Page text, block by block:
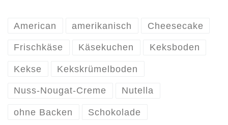
American amerikanisch Cheesecake
Frischkäse Käsekuchen Keksboden
Kekse Kekskrümelboden
Nuss-Nougat-Creme Nutella
ohne Backen Schokolade